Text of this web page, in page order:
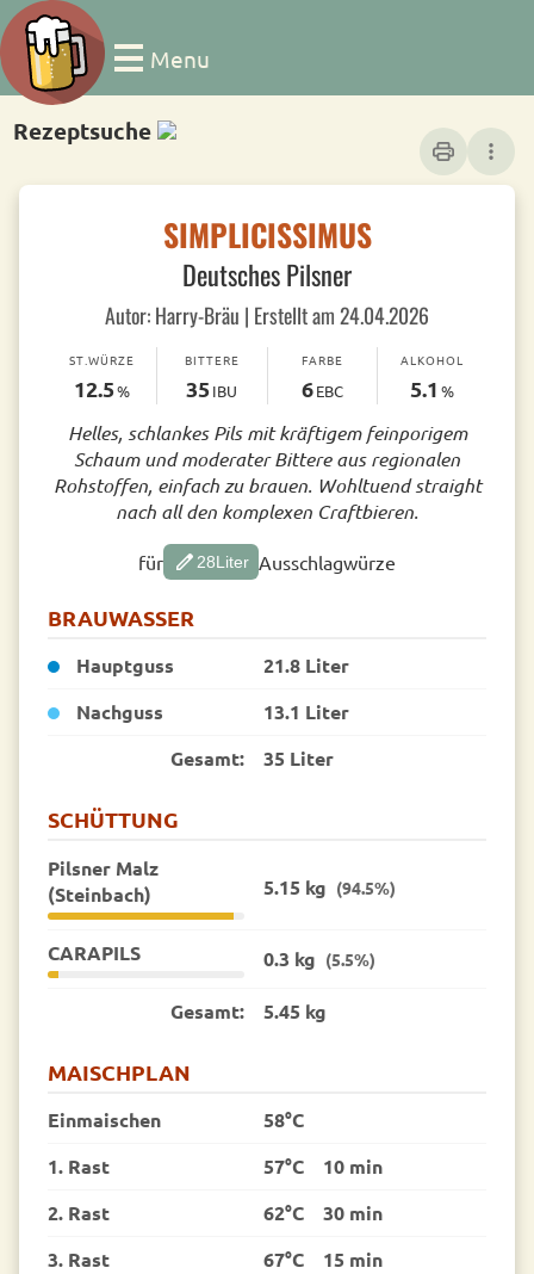
Menu
Rezeptsuche
print more_vert
SIMPLICISSIMUS
Deutsches Pilsner
Autor: Harry-Bräu | Erstellt am 24.04.2026
ST.WÜRZE
12.5%
BITTERE
35 IBU
FARBE
6EBC
ALKOHOL
5.1 %
Helles, schlankes Pils mit kräftigem feinporigem
Schaum und moderater Bittere aus regionalen
Rohstoffen, einfach zu brauen. Wohltuend straight
nach all den komplexen Craftbieren.
für edit 28Liter Ausschlagwürze
BRAUWASSER
Hauptguss
21.8 Liter
Nachguss
13.1 Liter
Gesamt:
35 Liter
SCHÜTTUNG
Pilsner Malz
(Steinbach)
5.15 kg (94.5%)
CARAPILS 0.3 kg (5.5%)
Gesamt: 5.45 kg
MAISCHPLAN
Einmaischen
58°C
1. Rast
57°C
10 min
2. Rast
62°C
30 min
3. Rast
67°C
15 min